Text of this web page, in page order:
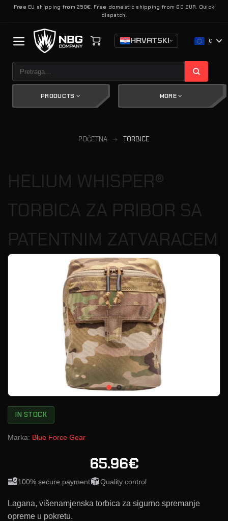
SkipFree EU shipping from 250€. Free domestic shipping from 60 EUR. Quick
dispatch.
HRVATSKI €
PRODUCTS MORE
POČETNA TORBICE
HELIUM WHISPER®
TORBICA ZA PRIBOR SA
PATENTNIM ZATVARACEM
IN STOCK
Marka: Blue Force Gear
65.96€
100% secure payment Quality control
Lagana, višenamjenska torbica za sigurno spremanje
opreme u pokretu.